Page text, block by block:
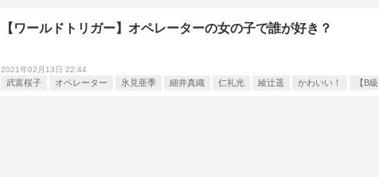
【ワールドトリガー】オペレーターの女の子で誰が好き？
2021年02月13日 22:44
武富桜子 オペレーター 氷見亜季 細井真織 仁礼光 綾辻遥 かわいい！ 【B